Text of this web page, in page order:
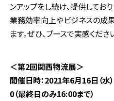
ンアップをし続け、提供してお
業務効率向上やビジネスの成
ます。ぜひ、ブースで実感くださ
＜第2回関西物流展＞
開催日時：2021年6月16日（
0（最終日のみ16:00まで）